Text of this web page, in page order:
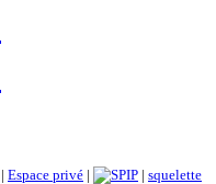
| Espace privé | | squelette